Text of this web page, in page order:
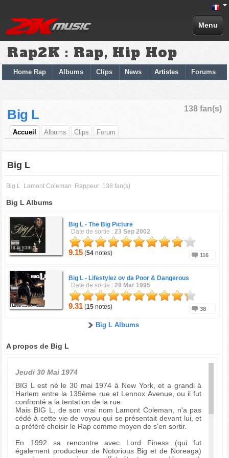
Menu
Rap2K : Rap, Hip Hop
Home Rap Albums Clips News Artistes Forums
138 fan(s)
Big L
Accueil Albums Clips Forum
Big L
Big L Lamont Coleman Rappeur 138 fan(s)
Big L Albums
Big L -The Big Picture
Date de sortie :23 Sep 2002
9.15 (54 notes) 116
Big L - Lifestylez ov da Poor & Dangerous
Date de sortie :28 Mar 1995
9.31 (15 notes) 38
Big L Albums
A propos de Big L
Jeudi 30 Mai 1974
BIG L est né le 30 mai 1974 à New York, et a grandi à
Harlem entre la 139ème rue et Lennox Avenue, ou il fut
confronté a la tentation de la rue.
Mais BIG L, de son vrai nom Lamont Coleman, n'a pas
cédé à cette vie de voyou qui se présentait devant lui, et
a préféré choisir le Rap comme moyen de s'en sortir.
En 1992 sa rencontre avec Lord Finess (qui fut
également producteur de Notorious Big et de Noreaga)